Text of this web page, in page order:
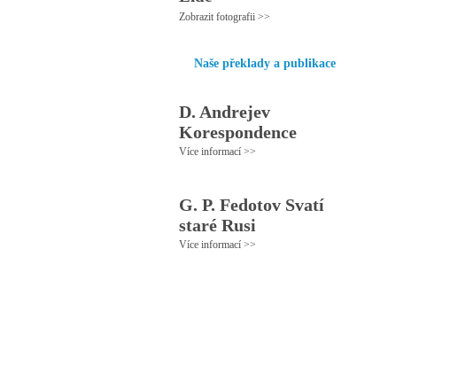
Zobrazit fotografii >>
Naše překlady a publikace
D. Andrejev
Korespondence
Více informací >>
G. P. Fedotov Svatí
staré Rusi
Více informací >>